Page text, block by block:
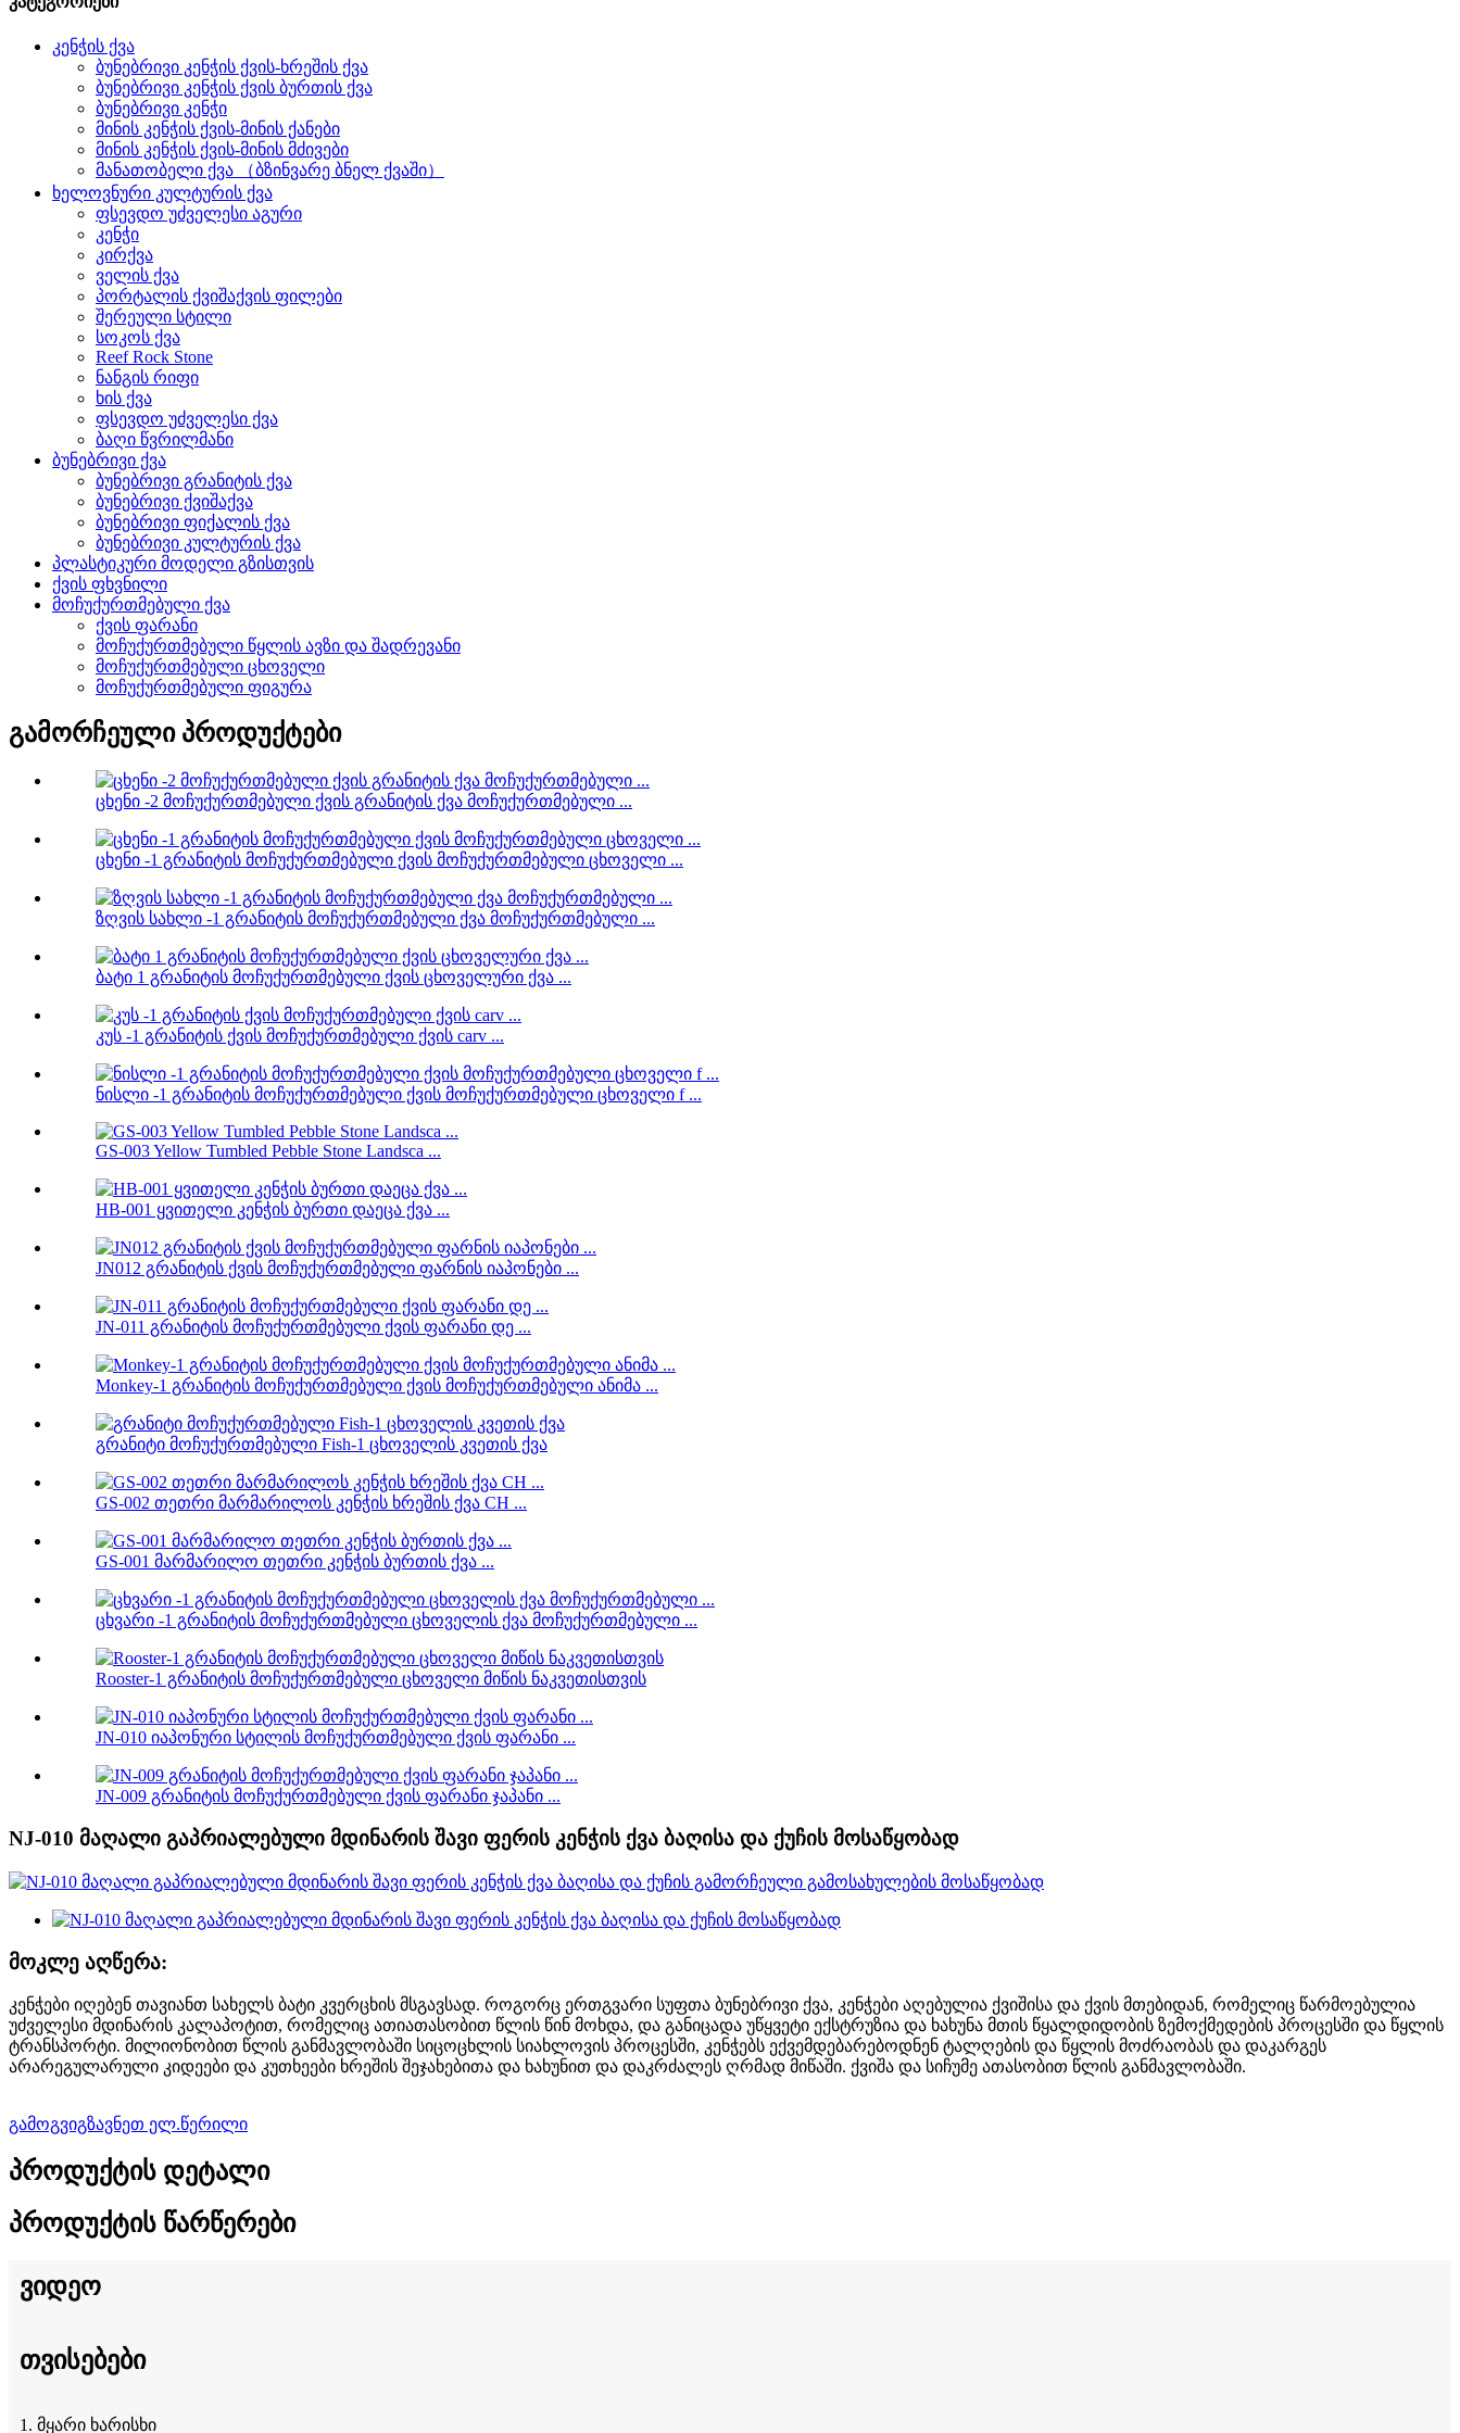
კენჭის ქვა
ბუნებრივი კენჭის ქვის-ხრეშის ქვა
ბუნებრივი კენჭის ქვის ბურთის ქვა
ბუნებრივი კენჭი
მინის კენჭის ქვის-მინის ქანები
მინის კენჭის ქვის-მინის მძივები
მანათობელი ქვა （ბზინვარე ბნელ ქვაში）
ხელოვნური კულტურის ქვა
ფსევდო უძველესი აგური
კენჭი
კირქვა
ველის ქვა
პორტალის ქვიშაქვის ფილები
შერეული სტილი
სოკოს ქვა
Reef Rock Stone
ნანგის რიფი
ხის ქვა
ფსევდო უძველესი ქვა
ბაღი წვრილმანი
ბუნებრივი ქვა
ბუნებრივი გრანიტის ქვა
ბუნებრივი ქვიშაქვა
ბუნებრივი ფიქალის ქვა
ბუნებრივი კულტურის ქვა
პლასტიკური მოდელი გზისთვის
ქვის ფხვნილი
მოჩუქურთმებული ქვა
ქვის ფარანი
მოჩუქურთმებული წყლის ავზი და შადრევანი
მოჩუქურთმებული ცხოველი
მოჩუქურთმებული ფიგურა
გამორჩეული პროდუქტები
ცხენი -2 მოჩუქურთმებული ქვის გრანიტის ქვა მოჩუქურთმებული ...
ცხენი -1 გრანიტის მოჩუქურთმებული ქვის მოჩუქურთმებული ცხოველი ...
ზღვის სახლი -1 გრანიტის მოჩუქურთმებული ქვა მოჩუქურთმებული ...
ბატი 1 გრანიტის მოჩუქურთმებული ქვის ცხოველური ქვა ...
კუს -1 გრანიტის ქვის მოჩუქურთმებული ქვის carv ...
ნისლი -1 გრანიტის მოჩუქურთმებული ქვის მოჩუქურთმებული ცხოველი f ...
GS-003 Yellow Tumbled Pebble Stone Landsca ...
HB-001 ყვითელი კენჭის ბურთი დაეცა ქვა ...
JN012 გრანიტის ქვის მოჩუქურთმებული ფარნის იაპონები ...
JN-011 გრანიტის მოჩუქურთმებული ქვის ფარანი დე ...
Monkey-1 გრანიტის მოჩუქურთმებული ქვის მოჩუქურთმებული ანიმა ...
გრანიტი მოჩუქურთმებული Fish-1 ცხოველის კვეთის ქვა
GS-002 თეთრი მარმარილოს კენჭის ხრეშის ქვა CH ...
GS-001 მარმარილო თეთრი კენჭის ბურთის ქვა ...
ცხვარი -1 გრანიტის მოჩუქურთმებული ცხოველის ქვა მოჩუქურთმებული ...
Rooster-1 გრანიტის მოჩუქურთმებული ცხოველი მიწის ნაკვეთისთვის
JN-010 იაპონური სტილის მოჩუქურთმებული ქვის ფარანი ...
JN-009 გრანიტის მოჩუქურთმებული ქვის ფარანი ჯაპანი ...
NJ-010 მაღალი გაპრიალებული მდინარის შავი ფერის კენჭის ქვა ბაღისა და ქუჩის მოსაწყობად
მოკლე აღწერა:
კენჭები იღებენ თავიანთ სახელს ბატი კვერცხის მსგავსად. როგორც ერთგვარი სუფთა ბუნებრივი ქვა, კენჭები აღებულია ქვიშისა და ქვის მთებიდან, რომელიც წარმოებულია
უძველესი მდინარის კალაპოტით, რომელიც ათიათასობით წლის წინ მოხდა, და განიცადა უწყვეტი ექსტრუზია და ხახუნა მთის წყალდიდობის ზემოქმედების პროცესში და წყლის
ტრანსპორტი. მილიონობით წლის განმავლობაში სიცოცხლის სიახლოვის პროცესში, კენჭებს ექვემდებარებოდნენ ტალღების და წყლის მოძრაობას და დაკარგეს
არარეგულარული კიდეები და კუთხეები ხრეშის შეჯახებითა და ხახუნით და დაკრძალეს ღრმად მიწაში. ქვიშა და სიჩუმე ათასობით წლის განმავლობაში.
გამოგვიგზავნეთ ელ.წერილი
პროდუქტის დეტალი
პროდუქტის წარწერები
ვიდეო
თვისებები
1. მყარი ხარისხი